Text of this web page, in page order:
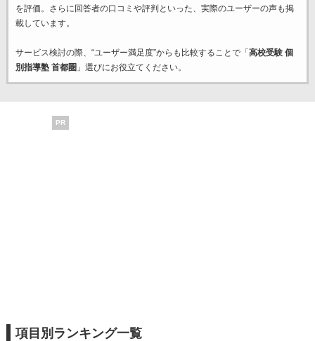
を評価。さらに回答者の口コミや評判といった、実際のユーザーの声も掲
載しています。
サービス検討の際、“ユーザー満足度”からも比較することで「 高校受験 個
別指導塾 首都圏 」選びにお役立てください。
PR
項目別ランキング一覧